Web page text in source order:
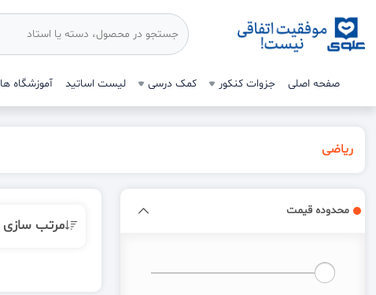
صفحه اصلی جزوات کنکور کمک درسی لیست اساتید آموزشگاه ها
ریاضی
محدوده قیمت
مرتب سازی